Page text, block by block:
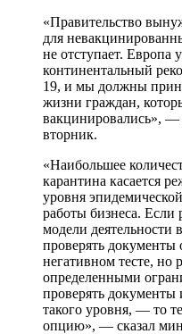
«Правительство
для
не отступает. Европа
континентальный
19, и мы должны
жизни граждан,
вакцинировались», —
вторник.
«Наибольшее
карантина касается
уровня
работы бизнеса. Если
модели
проверять
негативном тесте, но
определенными
проверять документы
такого уровня, — то
опцию», — сказал